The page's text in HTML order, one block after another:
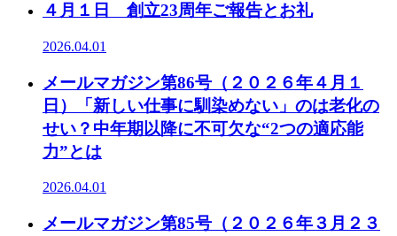
４月１日 創立23周年ご報告とお礼
2026.04.01
メールマガジン第86号（２０２６年４月１
日）「新しい仕事に馴染めない」のは老化の
せい？中年期以降に不可欠な“2つの適応能
力”とは
2026.04.01
メールマガジン第85号（２０２６年３月２３